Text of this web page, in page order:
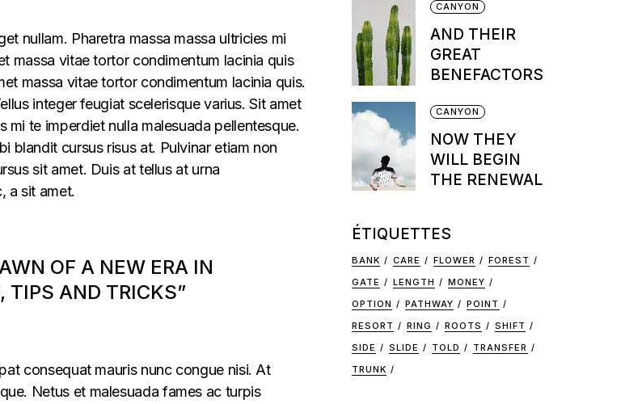
nullam. Pharetra massa massa ultricies mi
massa vitae tortor condimentum lacinia quis
massa vitae tortor condimentum lacinia quis.
integer feugiat scelerisque varius. Sit amet
te imperdiet nulla malesuada pellentesque.
blandit cursus risus at. Pulvinar etiam non
sit amet. Duis at tellus at urna
a sit amet.
OF A NEW ERA IN
TIPS AND TRICKS”
consequat mauris nunc congue nisi. At
Netus et malesuada fames ac turpis
CANYON
AND THEIR
GREAT
BENEFACTORS
CANYON
NOW THEY
WILL BEGIN
THE RENEWAL
ÉTIQUETTES
BANK CARE FLOWER
FOREST
GATE
LENGTH
MONEY
OPTION
PATHWAY
POINT
RESORT
RING ROOTS
SHIFT
SIDE
SLIDE TOLD
TRANSFER
TRUNK